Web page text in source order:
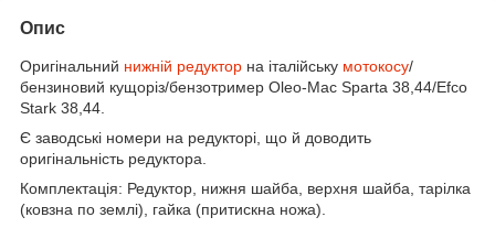
Опис
Оригінальний нижній редуктор на італійську мотокосу/
бензиновий кущоріз/бензотример Oleo-Mac Sparta 38,44/Efco
Stark 38,44.
Є заводські номери на редукторі, що й доводить
оригінальність редуктора.
Комплектація: Редуктор, нижня шайба, верхня шайба, тарілка
(ковзна по землі), гайка (притискна ножа).